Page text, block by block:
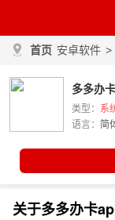
首页 安卓软件 >
多多办
类型： 系
语言： 简
关于多多办卡